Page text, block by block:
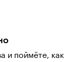
и поймёте, как